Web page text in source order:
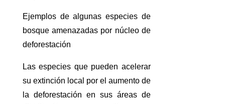
Ejemplos de algunas especies de
bosque amenazadas por núcleo de
deforestación
Las especies que pueden acelerar
su extinción local por el aumento de
la deforestación en sus áreas de